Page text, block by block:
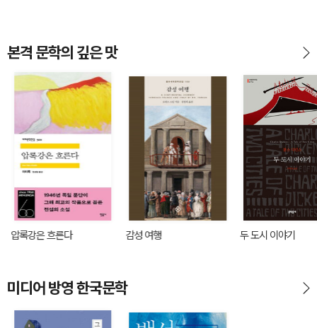
본격 문학의 깊은 맛
압록강은 흐른다 감성 여행 두 도시 이야기
미디어 방영 한국문학